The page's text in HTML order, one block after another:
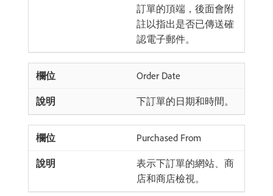
訂單的頂端，後面會附
註以指出是否已傳送確
認電子郵件。
Order Date
下訂單的日期和時間。
Purchased From
表示下訂單的網站、商
店和商店檢視。